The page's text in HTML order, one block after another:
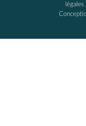
légales